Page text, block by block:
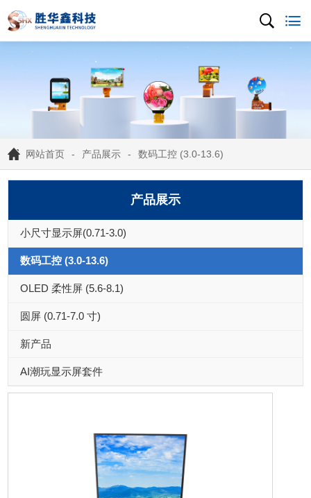
网站首页 产品展示 数码工控 (3.0-13.6)
产品展示
小尺寸显示屏(0.71-3.0)
数码工控 (3.0-13.6)
OLED 柔性屏 (5.6-8.1)
圆屏 (0.71-7.0 寸)
新产品
AI潮玩显示屏套件